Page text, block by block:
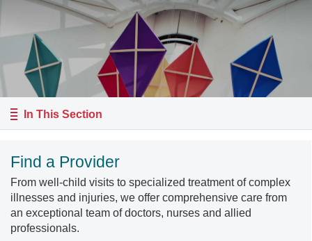
In This Section
Find a Provider
From well-child visits to specialized treatment of complex
illnesses and injuries, we offer comprehensive care from
an exceptional team of doctors, nurses and allied
professionals.